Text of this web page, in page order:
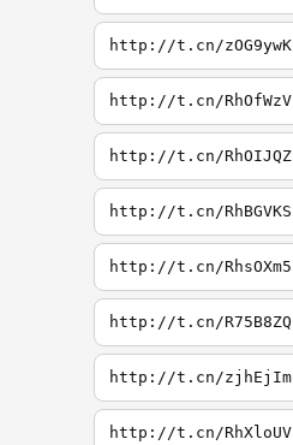
http://t.cn/zOG9ywK
http://t.cn/RhOfWzV
http://t.cn/RhOIJQZ
http://t.cn/RhBGVKS
http://t.cn/RhsOXm5
http://t.cn/R75B8ZQ
http://t.cn/zjhEjIm
http://t.cn/RhXloUV